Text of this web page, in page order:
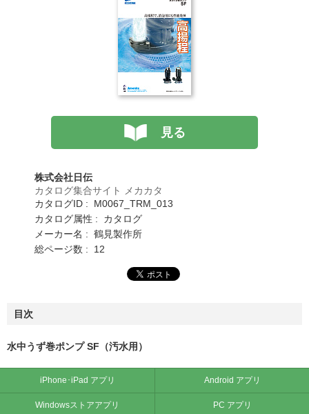
見る
株式会社日伝
カタログ集合サイト メカカタ
カタログID : M0067_TRM_013
カタログ属性 : カタログ
メーカー名 : 鶴見製作所
総ページ数 : 12
目次
水中うず巻ポンプ SF（汚水用）
iPhone･iPad アプリ Android アプリ
Windowsストアアプリ PC アプリ